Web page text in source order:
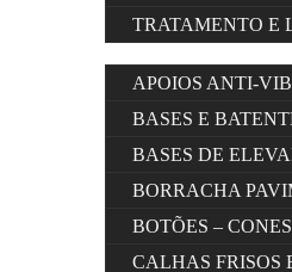
TRATAMENTO E
APOIOS ANTI-
BASES E
BASES DE
BORRACHA
BOTÕES –
CALHAS FRISOS